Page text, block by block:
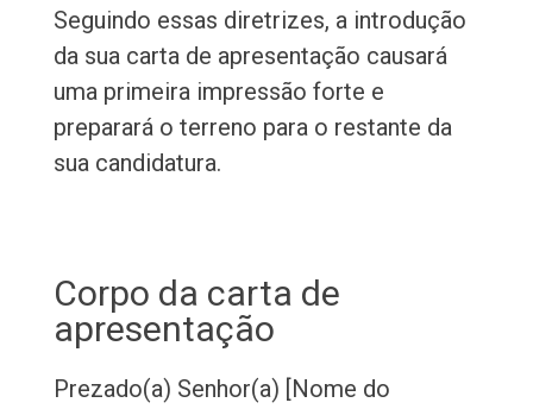
Seguindo essas diretrizes, a introdução
da sua carta de apresentação causará
uma primeira impressão forte e
preparará o terreno para o restante da
sua candidatura.
Corpo da carta de
apresentação
Prezado(a) Senhor(a) [Nome do